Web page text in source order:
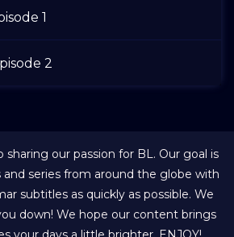
1
2
our passion for BL. Our goal is
series from around the globe with
subtitles as quickly as possible. We
down! We hope our content brings